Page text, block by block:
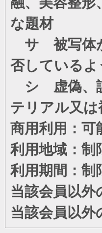
な題材
サ 被写体が
否している
シ 虚偽、誤
テリアル又
商用利用：可
利用地域：制
利用期間：制
当該会員以
当該会員以外